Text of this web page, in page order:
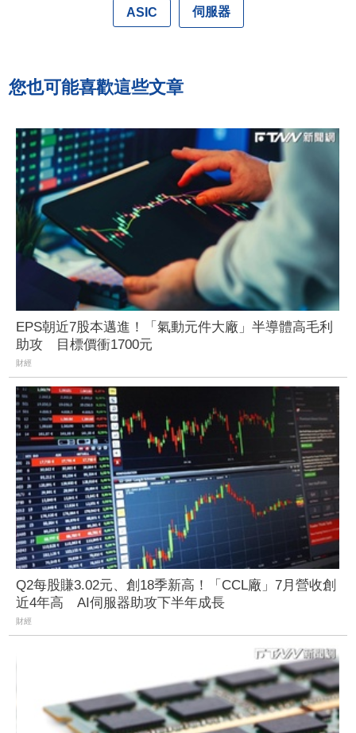
ASIC 伺服器
您也可能喜歡這些文章
EPS朝近7股本邁進！「氣動元件大廠」半導體高毛利
助攻 目標價衝1700元
財經
Q2每股賺3.02元、創18季新高！「CCL廠」7月營收創
近4年高 AI伺服器助攻下半年成長
財經